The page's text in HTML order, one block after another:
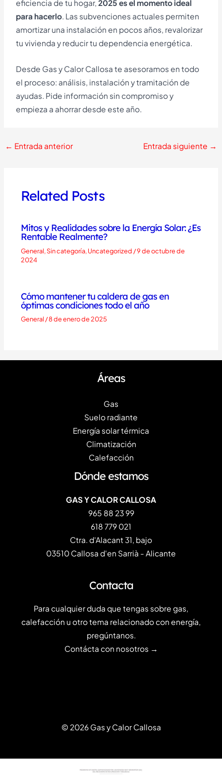
eficiencia de tu hogar,2025 es el momento ideal
para hacerlo. Las subvenciones actuales permiten
amortizar una instalación en pocos años, revalorizar
tu vivienda y reducir tu dependencia energética.
Desde Gas y Calor Callosa te asesoramos en todo
el proceso: análisis, instalación y tramitación de
ayudas. Pide información sin compromiso y
empieza a ahorrar desde este año.
← Entrada anterior Entrada siguiente →
Related Posts
Mitos y Realidades sobre la Energía Solar: ¿Es
Rentable Realmente?
General,Sin categoría,Uncategorized /9 de octubre de
2024
Cómo mantener tu caldera de gas en
óptimas condiciones todo el año
General /8 de enero de 2025
Áreas
Gas
Suelo radiante
Energía solar térmica
Climatización
Calefacción
Dónde estamos
GAS Y CALOR CALLOSA
965 88 23 99
618 779 021
Ctra. d'Alacant 31, bajo
03510 Callosa d'en Sarrià - Alicante
Contacta
Para cualquier duda que tengas sobre gas,
calefacción u otro tema relacionado con energía,
pregúntanos.
Contácta con nosotros →
© 2026 Gas y Calor Callosa